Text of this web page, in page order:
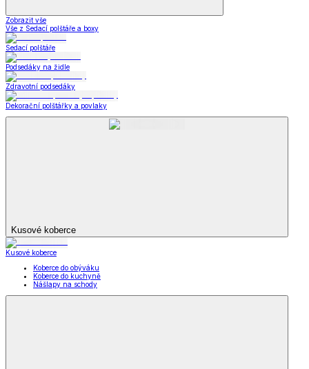
Zobrazit vše
Vše z Sedací polštáře a boxy
Sedací polštáře
Podsedáky na židle
Zdravotní podsedáky
Dekorační polštářky a povlaky
Kusové koberce
Kusové koberce
Koberce do obýváku
Koberce do kuchyně
Nášlapy na schody